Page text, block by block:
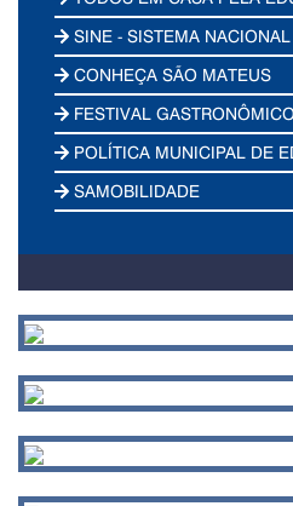
SINE - SISTEMA
CONHEÇA SÃO MATEUS
FESTIVAL
POLÍTICA MUNICIPAL DE
SAMOBILIDADE